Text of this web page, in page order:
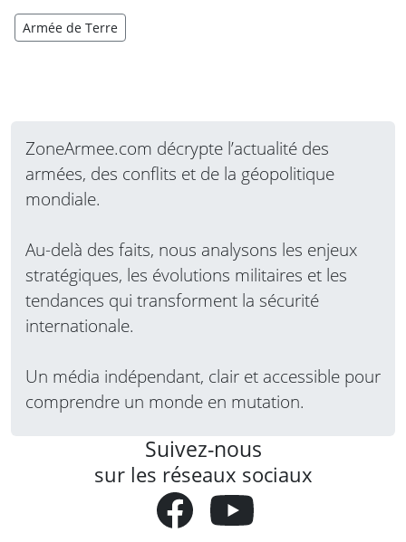
Armée de Terre
ZoneArmee.com décrypte l’actualité des
armées, des conflits et de la géopolitique
mondiale.
Au-delà des faits, nous analysons les enjeux
stratégiques, les évolutions militaires et les
tendances qui transforment la sécurité
internationale.
Un média indépendant, clair et accessible pour
comprendre un monde en mutation.
Suivez-nous
sur les réseaux sociaux